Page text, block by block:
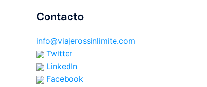
Contacto
info@viajerossinlimite.com
Twitter
LinkedIn
Facebook